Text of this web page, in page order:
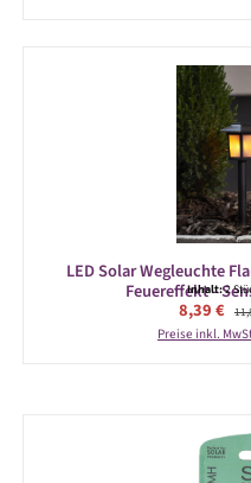
LED Solar Wegleuchte
Feuereffekt -
Inhalt:2
8,39 €
Preise inkl.